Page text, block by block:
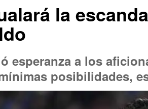
la
esperanza a los
posibilidades,